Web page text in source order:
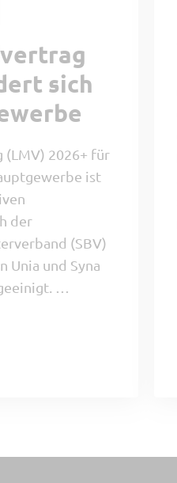
sich
(LMV) 2026+ für
ist
der
(SBV)
Unia und Syna
…